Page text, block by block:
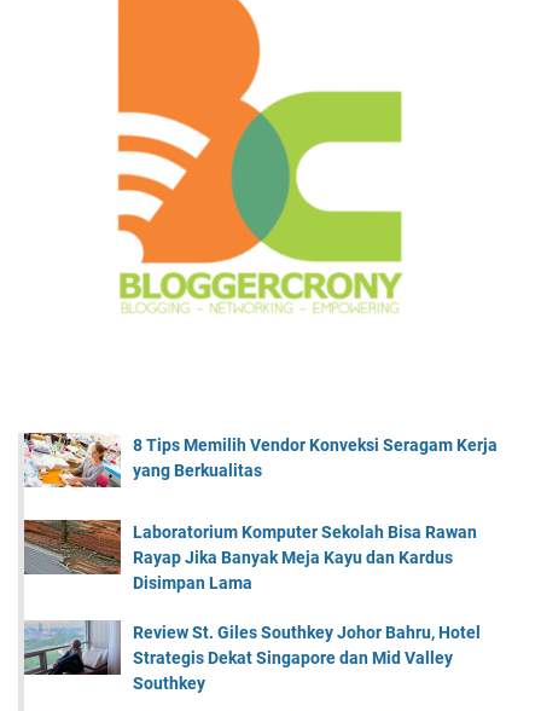
8 Tips Memilih Vendor Konveksi Seragam Kerja
yang Berkualitas
Laboratorium Komputer Sekolah Bisa Rawan
Rayap Jika Banyak Meja Kayu dan Kardus
Disimpan Lama
Review St. Giles Southkey Johor Bahru, Hotel
Strategis Dekat Singapore dan Mid Valley
Southkey